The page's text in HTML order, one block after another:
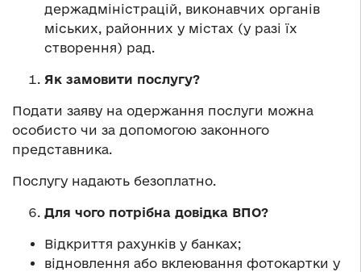
держадміністрацій, виконавчих органів
міських, районних у містах (у разі їх
створення) рад.
Як замовити послугу?
Подати заяву на одержання послуги можна
особисто чи за допомогою законного
представника.
Послугу надають безоплатно.
Для чого потрібна довідка ВПО?
Відкриття рахунків у банках;
відновлення або вклеювання фотокартки у